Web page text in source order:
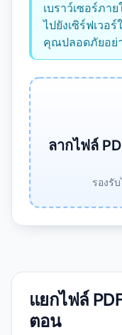
เบราว์เซอร์ภา
ไปยังเซิร์ฟเวอ
คุณปลอดภัยอย่
ลากไฟล์
รองรั
แยกไฟล์
ตอน